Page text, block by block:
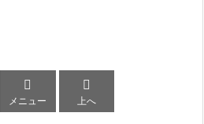

メニュー

上へ